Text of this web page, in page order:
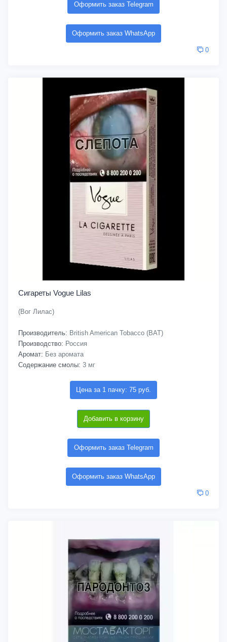
Оформить заказ Telegram
Оформить заказ WhatsApp
0
Сигареты Vogue Lilas
(Вог Лилас)
Производитель: British American Tobacco (BAT)
Производство: Россия
Аромат: Без аромата
Содержание смолы: 3 мг
Цена за 1 пачку: 75 руб.
Добавить в корзину
Оформить заказ Telegram
Оформить заказ WhatsApp
0